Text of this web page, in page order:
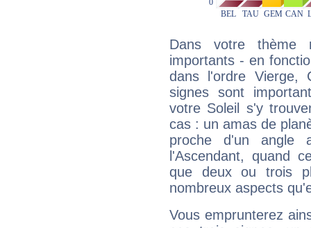
Dans votre thème
importants - en
dans l'ordre Vierge,
signes sont
votre Soleil s'y
cas : un amas de
proche d'un
l'Ascendant, quand
que deux ou trois
nombreux aspects
Vous emprunterez